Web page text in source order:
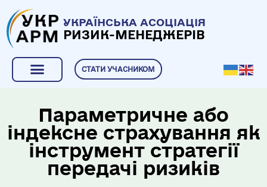
УКРАЇНСЬКА АСОЦІАЦІЯ
РИЗИК-МЕНЕДЖЕРІВ
СТАТИ УЧАСНИКОМ
Параметричне або
індексне страхування як
інструмент стратегії
передачі ризиків